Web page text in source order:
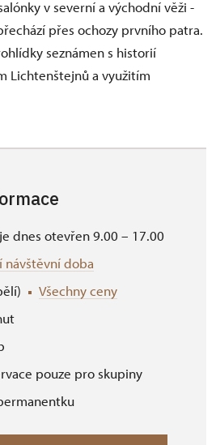
v severní a východní věži -
přes ochozy prvního patra.
seznámen s historií
Lichtenštejnů a využitím
dnes otevřen 9.00 – 17.00
návštěvní doba
Všechny ceny
pouze pro skupiny